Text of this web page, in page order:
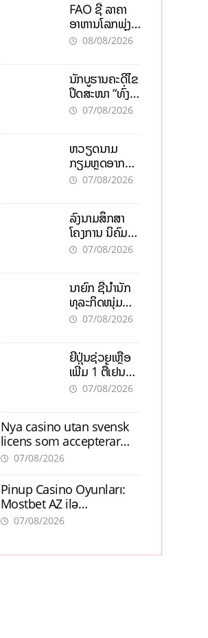
FAO ຊີ້ ລາຄາ
ອາຫານໂລກພຸ່ງ
ສູງສຸດໃນຮອບ 3
ສົງຄາມ, El
nino
08/08/2026
ນັກບູຮານຄະດີໄຂ
ປິດສະໜາ “ທົ່ງ
ໄຫຫີນ” ຫຼັງພົບ
07/08/2026
ຫວຽດນາມ
ກຽມຫຼຸດອາກອນ
ລາຍໄດ້ 30%
ແລະ ຈຸນລະ
ວິສາຫະກິດ
07/08/2026
ລົງນາມສຶກສາ
ໂຄງການ ນິຄົມ
ອຸດສາຫະກຳ
150 ລ້ານໂດລາ,
ສ້າງວຽກ 5.000
ຕຳແໜ່ງ
07/08/2026
ນາຍົກ ຊີ້ນຳນັກ
ທຸລະກິດໜຸ່ມ
ຕ້ອງນຳໜ້າແກ້
ສາກົນ, ຫັນສູ່ດິຈິ
ຕອນ
07/08/2026
ຍີ່ປຸ່ນຊ່ວຍເຫຼືອ
ເພີ່ມ 1 ຕື້ເຢນ
ອັບເກຣດ
ເຕີບໂຕ
07/08/2026
Nya casino utan svensk
licens som accepterar
Swish: En jämförelse
07/08/2026
Pinup Casino Oyunları:
Mostbet AZ ilə
Müqayisədə Nə Təqdim
07/08/2026